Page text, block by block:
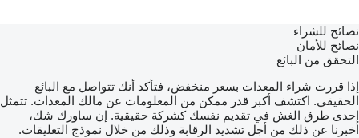
نصائح للشراء
نصائح للأمان
التحقق من البائع
إذا قررت شراء المعدات بسعر منخفض، فتأكد أنك تتواصل مع البائع
الحقيقي. اكتشف أكبر قدر ممكن من المعلومات عن مالك المعدات. تتمثل
إحدى طرق الغش في تقديم نفسك كشركة حقيقية. إن ساورك شك،
أخبرنا عن ذلك من أجل تشديد الرقابة وذلك من خلال نموذج التعليقات.